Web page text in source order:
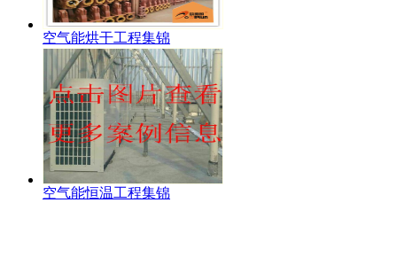
空气能烘干工程集锦
空气能恒温工程集锦